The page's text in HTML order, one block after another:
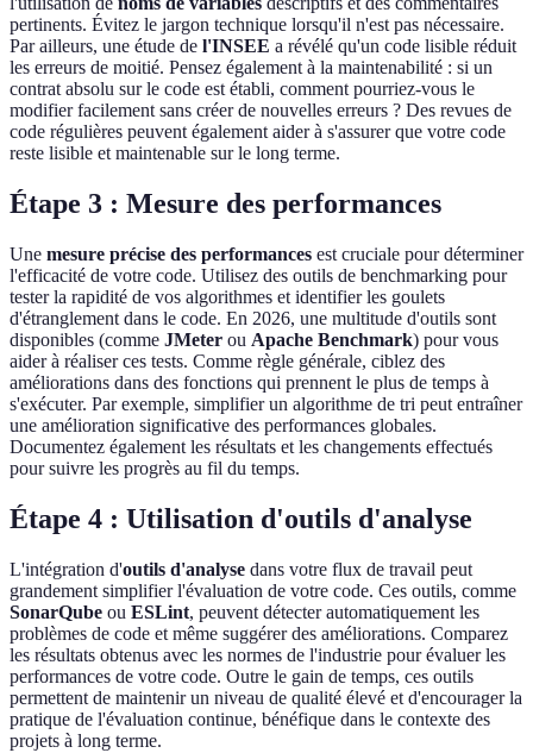
pertinents. Évitez le jargon technique lorsqu'il n'est pas nécessaire.
Par ailleurs, une étude de l'INSEE a révélé qu'un code lisible réduit
les erreurs de moitié. Pensez également à la maintenabilité : si un
contrat absolu sur le code est établi, comment pourriez-vous le
modifier facilement sans créer de nouvelles erreurs ? Des revues de
code régulières peuvent également aider à s'assurer que votre code
reste lisible et maintenable sur le long terme.
Étape 3 : Mesure des performances
Une mesure précise des performances est cruciale pour déterminer
l'efficacité de votre code. Utilisez des outils de benchmarking pour
tester la rapidité de vos algorithmes et identifier les goulets
d'étranglement dans le code. En 2026, une multitude d'outils sont
disponibles (comme JMeter ou Apache Benchmark) pour vous
aider à réaliser ces tests. Comme règle générale, ciblez des
améliorations dans des fonctions qui prennent le plus de temps à
s'exécuter. Par exemple, simplifier un algorithme de tri peut entraîner
une amélioration significative des performances globales.
Documentez également les résultats et les changements effectués
pour suivre les progrès au fil du temps.
Étape 4 : Utilisation d'outils d'analyse
L'intégration d'outils d'analyse dans votre flux de travail peut
grandement simplifier l'évaluation de votre code. Ces outils, comme
SonarQube ou ESLint, peuvent détecter automatiquement les
problèmes de code et même suggérer des améliorations. Comparez
les résultats obtenus avec les normes de l'industrie pour évaluer les
performances de votre code. Outre le gain de temps, ces outils
permettent de maintenir un niveau de qualité élevé et d'encourager la
pratique de l'évaluation continue, bénéfique dans le contexte des
projets à long terme.